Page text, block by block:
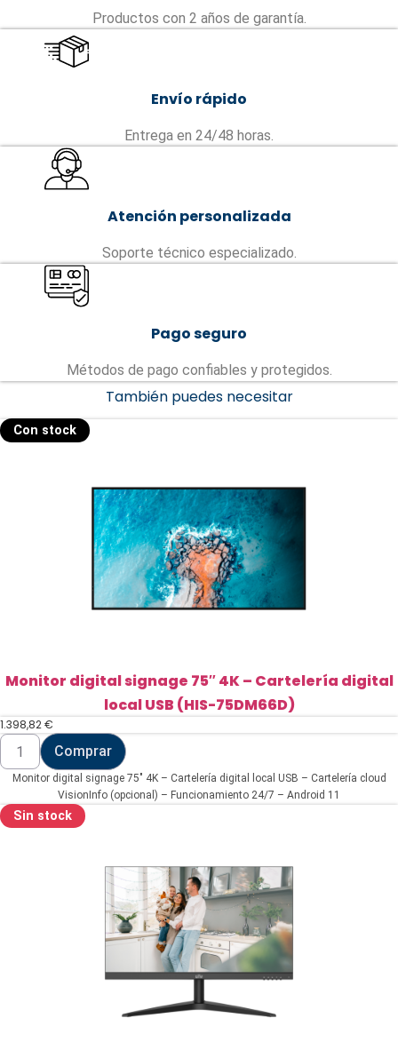
Productos con 2 años de garantía.
Envío rápido
Entrega en 24/48 horas.
Atención personalizada
Soporte técnico especializado.
Pago seguro
Métodos de pago confiables y protegidos.
También puedes necesitar
Con stock
Monitor digital signage 75″ 4K – Cartelería digital
local USB (HIS-75DM66D)
1.398,82€
Monitor
digital
signage
75"
-
Cartelería
Comprar
Monitor digital signage 75″ 4K – Cartelería digital local USB – Cartelería cloud
VisionInfo (opcional) – Funcionamiento 24/7 – Android 11
Sin stock